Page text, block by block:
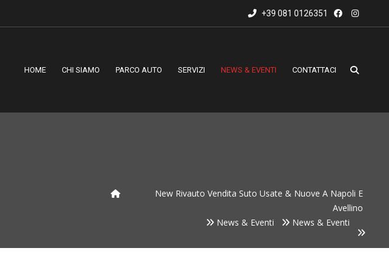
+39 081 0126351
HOME CHI SIAMO PARCO AUTO SERVIZI NEWS & EVENTI CONTATTACI
New Rivauto Vendita Suto Usate & Nuove A Napoli E
Avellino
News & Eventi
News & Eventi